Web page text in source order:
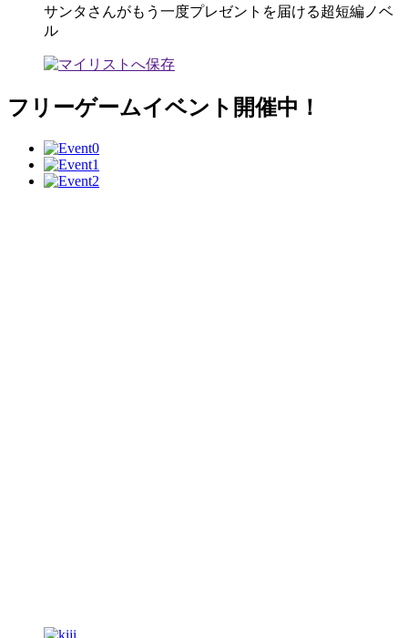
サンタさんがもう一度プレゼントを届ける超短編ノベ
ル
フリーゲームイベント開催中！